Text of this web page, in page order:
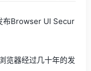
布Browser UI Secur
览器经过几十年的发